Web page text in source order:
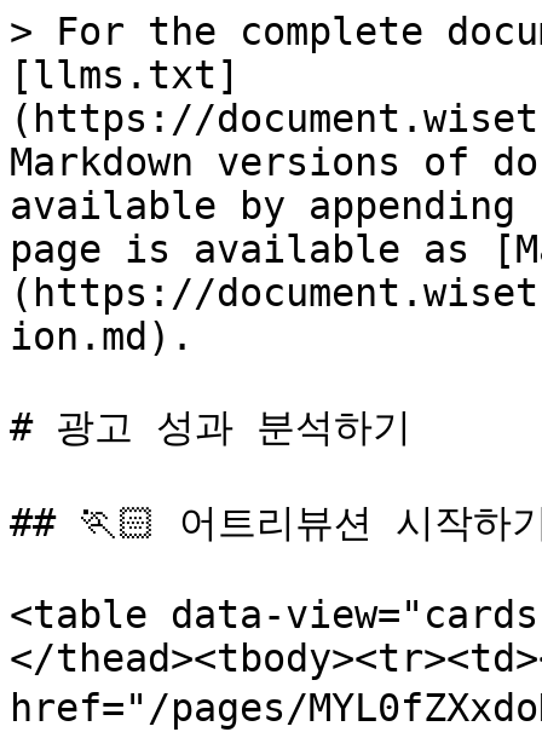
> For the complete
[llms.txt]
(https://
Markdown versions of
available by
page is available as
(https://
ion.md).
# 광고 성과 분석하기
## 🏃🏻 어트리뷰션 시작하
<table data-
</
href="/pages/